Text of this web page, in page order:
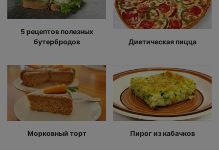
5 рецептов полезных
бутербродов
Морковный торт
Диетическая пицца
Пирог из кабачков